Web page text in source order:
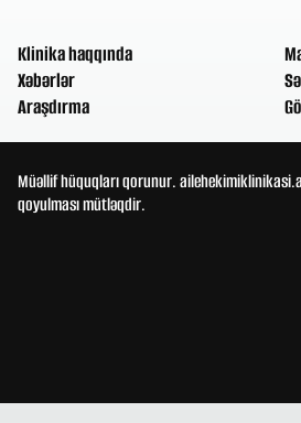
Klinika haqqında
Xəbərlər
Araşdırma
Müəllif hüquqları qorunur.
qoyulması mütləqdir.